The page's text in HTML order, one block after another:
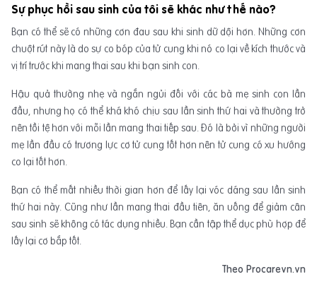
Sự phục hồi sau sinh của tôi sẽ khác như thế nào?
Bạn có thể sẽ có những cơn đau sau khi sinh dữ dội hơn. Những cơn
chuột rút này là do sự co bóp của tử cung khi nó co lại về kích thước và
vị trí trước khi mang thai sau khi bạn sinh con.
Hậu quả thường nhẹ và ngắn ngủi đối với các bà mẹ sinh con lần
đầu, nhưng họ có thể khá khó chịu sau lần sinh thứ hai và thường trở
nên tồi tệ hơn với mỗi lần mang thai tiếp sau. Đó là bởi vì những người
mẹ lần đầu có trương lực cơ tử cung tốt hơn nên tử cung có xu hướng
co lại tốt hơn.
Bạn có thể mất nhiều thời gian hơn để lấy lại vóc dáng sau lần sinh
thứ hai này. Cũng như lần mang thai đầu tiên, ăn uống để giảm cân
sau sinh sẽ không có tác dụng nhiều. Bạn cần tập thể dục phù hợp để
lấy lại cơ bắp tốt.
Theo Procarevn.vn